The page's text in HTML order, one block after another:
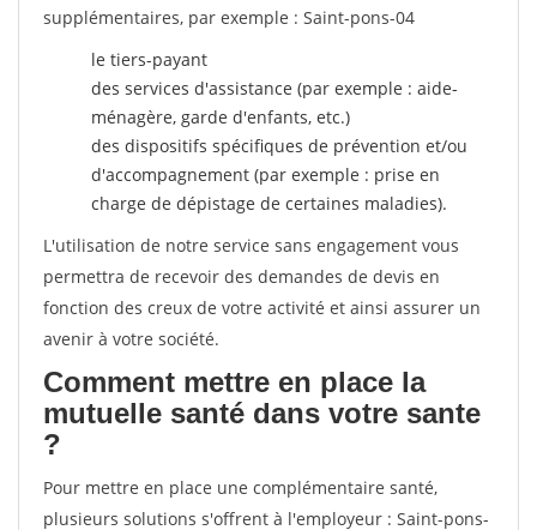
supplémentaires, par exemple : Saint-pons-04
le tiers-payant
des services d'assistance (par exemple : aide-
ménagère, garde d'enfants, etc.)
des dispositifs spécifiques de prévention et/ou
d'accompagnement (par exemple : prise en
charge de dépistage de certaines maladies).
L'utilisation de notre service sans engagement vous
permettra de recevoir des demandes de devis en
fonction des creux de votre activité et ainsi assurer un
avenir à votre société.
Comment mettre en place la
mutuelle santé dans votre sante
?
Pour mettre en place une complémentaire santé,
plusieurs solutions s'offrent à l'employeur : Saint-pons-